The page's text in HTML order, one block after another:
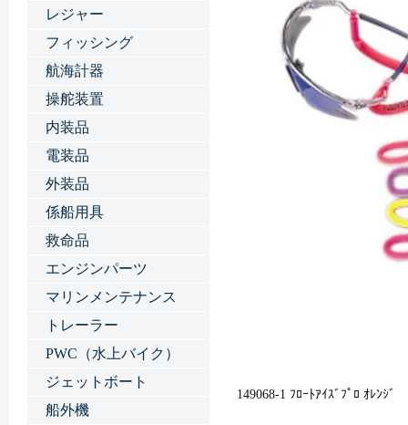
149068-1 ﾌﾛｰﾄｱｲｽﾞﾌﾟﾛ ｵﾚﾝｼﾞ
レジャー
フィッシング
航海計器
操舵装置
内装品
電装品
外装品
係船用具
救命品
エンジンパーツ
マリンメンテナンス
トレーラー
PWC（水上バイク）
ジェットボート
船外機